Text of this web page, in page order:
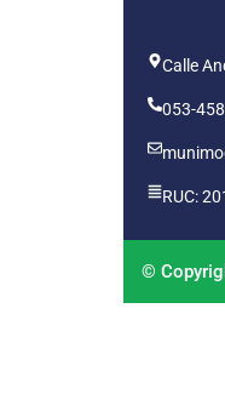
Calle
053-
RUC:
©